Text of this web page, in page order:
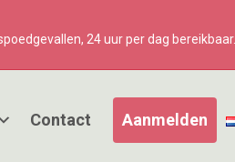
24 uur per dag bereikbaar.​
Contact Aanmelden